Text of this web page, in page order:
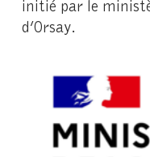
initié par le
d’Orsay.